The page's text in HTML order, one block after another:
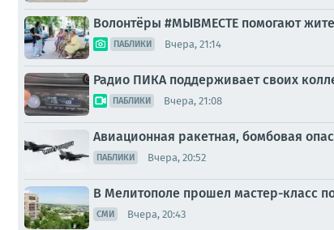
Волонтёры #МЫВМЕСТЕ помогают
ПАБЛИКИ Вчера, 21:14
Радио ПИКА поддерживает своих
ПАБЛИКИ Вчера, 21:08
Авиационная ракетная, бомбовая
ПАБЛИКИ Вчера, 20:52
В Мелитополе прошел мастер-класс
СМИ Вчера, 20:43